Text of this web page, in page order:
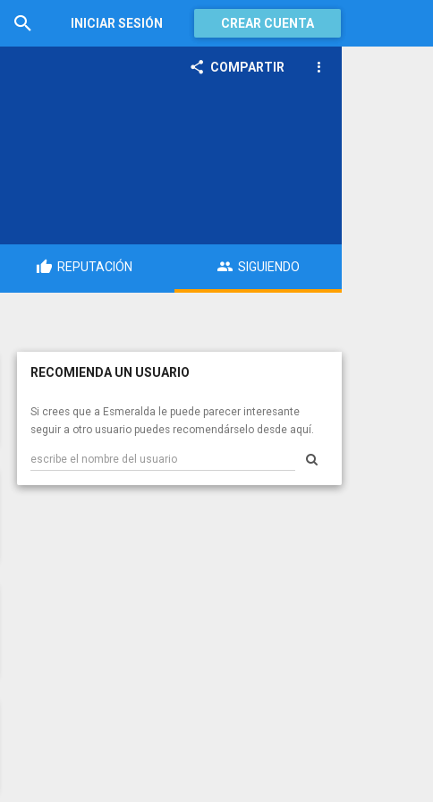
INICIAR SESIÓN CREAR CUENTA
COMPARTIR
REPUTACIÓN SIGUIENDO
RECOMIENDA UN USUARIO
Si crees que a Esmeralda le puede parecer interesante
seguir a otro usuario puedes recomendárselo desde aquí.